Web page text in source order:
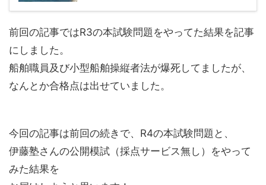
前回の記事ではR3の本試験問題をやってた結果を記事
にしました。
船舶職員及び小型船舶操縦者法が爆死してましたが、
なんとか合格点は出せていました。
今回の記事は前回の続きで、R4の本試験問題と、
伊藤塾さんの公開模試（採点サービス無し）をやって
みた結果を